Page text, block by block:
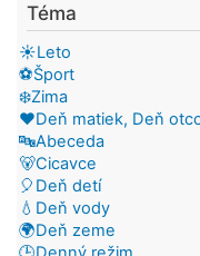
Téma
☀️Leto
⚽Šport
❄️Zima
❤️Deň matiek, Deň
🔤Abeceda
🐻Cicavce
🎈Deň detí
💧Deň vody
🌍Deň zeme